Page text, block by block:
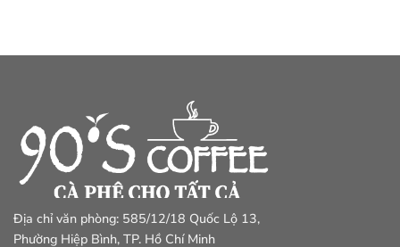
Địa chỉ văn phòng: 585/12/18 Quốc Lộ 13,
Phường Hiệp Bình, TP. Hồ Chí Minh